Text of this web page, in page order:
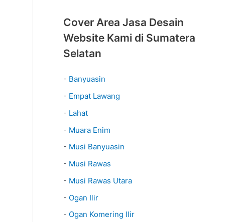
Cover Area Jasa Desain
Website Kami di Sumatera
Selatan
- Banyuasin
- Empat Lawang
- Lahat
- Muara Enim
- Musi Banyuasin
- Musi Rawas
- Musi Rawas Utara
- Ogan Ilir
- Ogan Komering Ilir